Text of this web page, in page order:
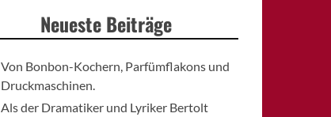
Neueste Beiträge
Von Bonbon-Kochern, Parfümflakons und
Druckmaschinen.
Als der Dramatiker und Lyriker Bertolt